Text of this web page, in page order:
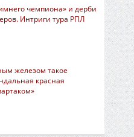
чемпиона» и дерби
Интриги тура РПЛ
железом такое
красная